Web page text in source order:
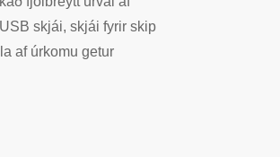
skjái, skjái fyrir skip
af úrkomu getur